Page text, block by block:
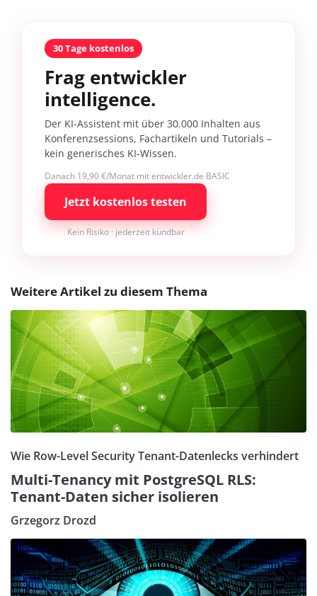
30 Tage kostenlos
Frag entwickler
intelligence.
Der KI-Assistent mit über 30.000 Inhalten aus
Konferenzsessions, Fachartikeln und Tutorials –
kein generisches KI-Wissen.
Danach 19,90 €/Monat mit entwickler.de BASIC
Jetzt kostenlos testen
Kein Risiko · jederzeit kündbar
Weitere Artikel zu diesem Thema
Wie Row-Level Security Tenant-Datenlecks verhindert
Multi-Tenancy mit PostgreSQL RLS:
Tenant-Daten sicher isolieren
Grzegorz Drozd